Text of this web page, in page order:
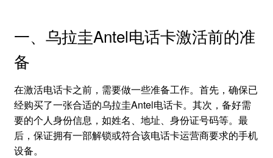
一、乌拉圭Antel电话卡激活前的准
备
在激活电话卡之前，需要做一些准备工作。首先，确保已
经购买了一张合适的乌拉圭Antel电话卡。其次，备好需
要的个人身份信息，如姓名、地址、身份证号码等。最
后，保证拥有一部解锁或符合该电话卡运营商要求的手机
设备。